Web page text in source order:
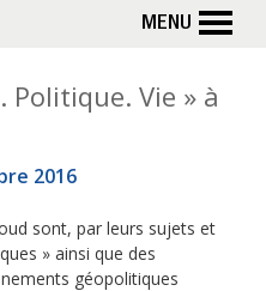
MENU
Politique. Vie » à
2016
sont, par leurs sujets et
» ainsi que des
géopolitiques